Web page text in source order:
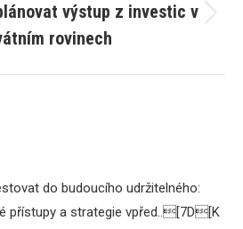
post:
výstup z investic v
rovinech
do budoucího udržitelného:
přístupy a strategie vpřed..[7D[K